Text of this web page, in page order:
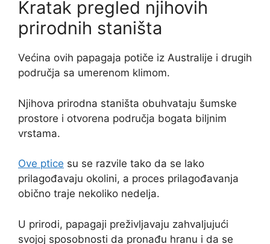
Kratak pregled njihovih
prirodnih staništa
Većina ovih papagaja potiče iz Australije i drugih
područja sa umerenom klimom.
Njihova prirodna staništa obuhvataju šumske
prostore i otvorena područja bogata biljnim
vrstama.
Ove ptice su se razvile tako da se lako
prilagođavaju okolini, a proces prilagođavanja
obično traje nekoliko nedelja.
U prirodi, papagaji preživljavaju zahvaljujući
svojoj sposobnosti da pronađu hranu i da se